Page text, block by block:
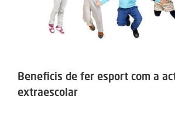
CONTACTE
Beneficis de fer esport com a
extraescolar